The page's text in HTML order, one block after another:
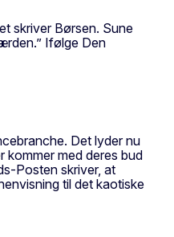
skriver Børsen. Sune
Ifølge Den
Det lyder nu
kommer med deres bud
Posten skriver, at
til det kaotiske